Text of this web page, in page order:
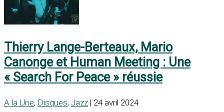
Thierry Lange-Berteaux, Mario
Canonge et Human Meeting : Une
« Search For Peace » réussie
A la Une, Disques, Jazz | 24 avril 2024